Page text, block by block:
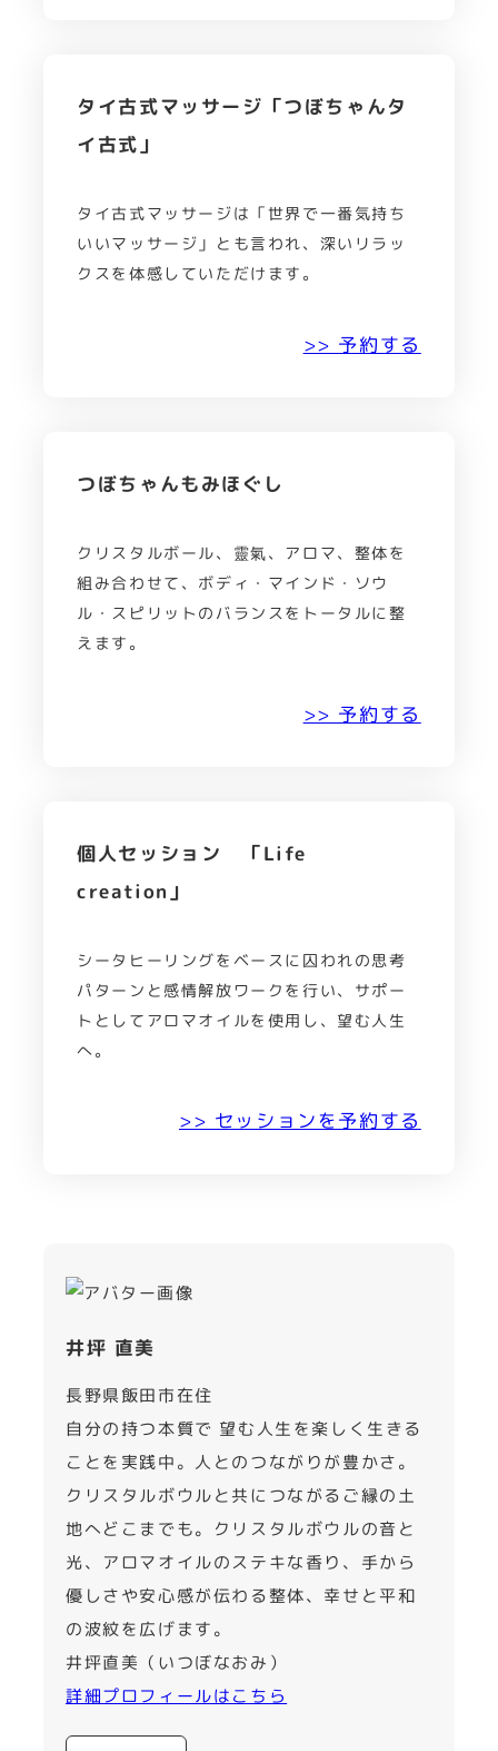
タイ古式マッサージ「つぼちゃんタ
イ古式」
タイ古式マッサージは「世界で一番気持ち
いいマッサージ」とも言われ、深いリラッ
クスを体感していただけます。
>> 予約する
つぼちゃんもみほぐし
クリスタルボール、靈氣、アロマ、整体を
組み合わせて、ボディ・マインド・ソウ
ル・スピリットのバランスをトータルに整
えます。
>> 予約する
個人セッション 「Life
creation」
シータヒーリングをベースに囚われの思考
パターンと感情解放ワークを行い、サポー
トとしてアロマオイルを使用し、望む人生
へ。
>> セッションを予約する
井坪 直美
長野県飯田市在住
自分の持つ本質で 望む人生を楽しく生きる
ことを実践中。人とのつながりが豊かさ。
クリスタルボウルと共につながるご縁の土
地へどこまでも。クリスタルボウルの音と
光、アロマオイルのステキな香り、手から
優しさや安心感が伝わる整体、幸せと平和
の波紋を広げます。
井坪直美（いつぼなおみ）
詳細プロフィールはこちら